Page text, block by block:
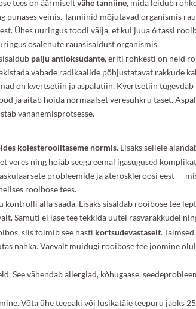
tees on äärmiseltvähe tanniine, mida leidub
punases veinis. Tanniinid mõjutavad organismis
Ühes uuringus toodi välja, et kui juua 6 tassi
osalenute rauasisaldust organismis.
palju antioksüdante, eriti rohkesti on neid
vabade radikaalide põhjustatavat rakkude
on kvertsetiin ja aspalatiin. Kvertsetiin
ja aitab hoida normaalset veresuhkru taset.
vananemisprotsesse.
kolesteroolitaseme normis. Lisaks sellele
veres ning hoiab seega eemal igasugused
probleemide ja ateroskleroosi eest —
rooibose tees.
kontrolli alla saada. Lisaks sisaldab rooibose tee
Samuti ei lase tee tekkida uutel rasvarakkudel
siis toimib see hästi kortsudevastaselt.
nahka. Vaevalt muidugi rooibose tee joomine
See vähendab allergiad, kõhugaase,
Võta ühe teepaki või lusikatäie teepuru jaoks